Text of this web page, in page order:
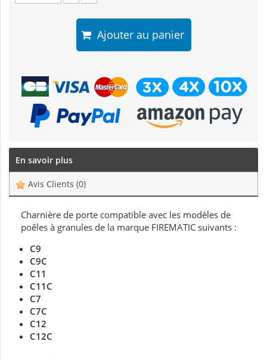
Ajouter au panier
En savoir plus
Avis Clients (0)
Charnière de porte compatible avec les modèles de
poêles à granules de la marque FIREMATIC suivants :
C9
C9C
C11
C11C
C7
C7C
C12
C12C